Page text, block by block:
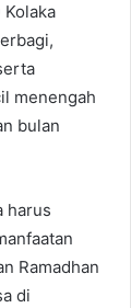
Kolaka
menengah
bulan
harus
Ramadhan
di